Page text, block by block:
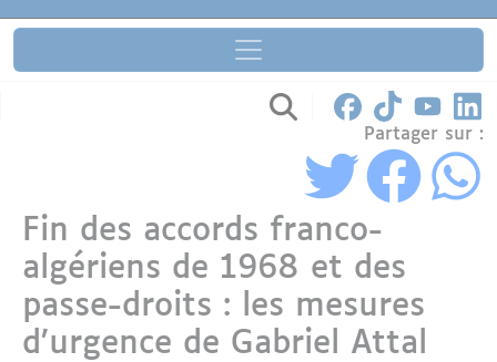
Partager sur :
Fin des accords franco-
algériens de 1968 et des
passe-droits : les mesures
d’urgence de Gabriel Attal